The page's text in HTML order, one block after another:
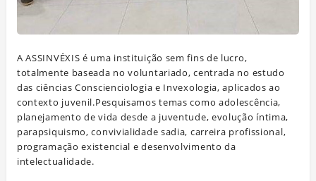
A ASSINVÉXIS é uma instituição sem fins de lucro,
totalmente baseada no voluntariado, centrada no estudo
das ciências Conscienciologia e Invexologia, aplicados ao
contexto juvenil.Pesquisamos temas como adolescência,
planejamento de vida desde a juventude, evolução íntima,
parapsiquismo, convivialidade sadia, carreira profissional,
programação existencial e desenvolvimento da
intelectualidade.